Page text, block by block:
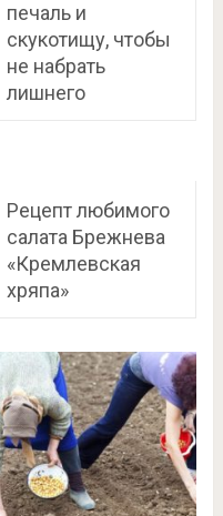
печаль и
скукотищу, чтобы
не набрать
лишнего
Рецепт любимого
салата Брежнева
«Кремлевская
хряпа»